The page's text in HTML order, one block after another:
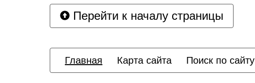
Перейти к началу страницы
Главная Карта сайта Поиск по сайту